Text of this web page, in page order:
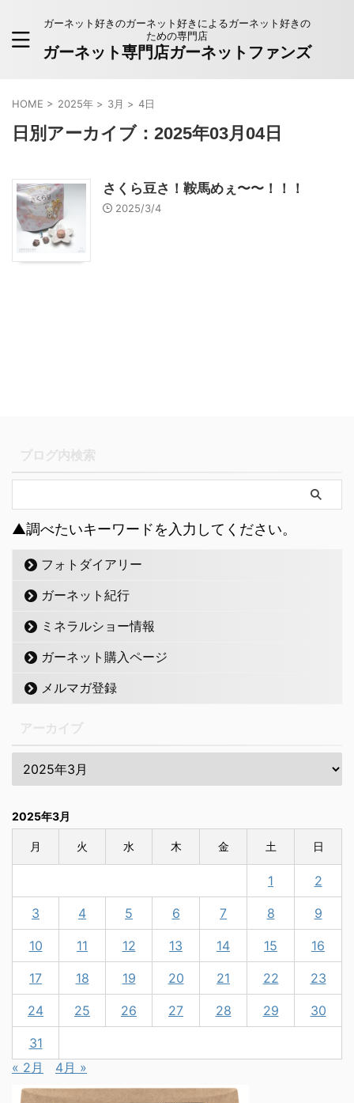
ガーネット好きのガーネット好きによるガーネット好きの
ための専門店
ガーネット専門店ガーネットファンズ
HOME > 2025年 > 3月 > 4日
日別アーカイブ：2025年03月04日
さくら豆さ！鞍馬めぇ〜〜！！！
2025/3/4
▲調べたいキーワードを入力してください。
フォトダイアリー
ガーネット紀行
ミネラルショー情報
ガーネット購入ページ
メルマガ登録
2025年3月
月 火 水 木 金 土 日
1 2
3 4 5 6 7 8 9
10 11 12 13 14 15 16
17 18 19 20 21 22 23
24 25 26 27 28 29 30
31
« 2月
4月 »